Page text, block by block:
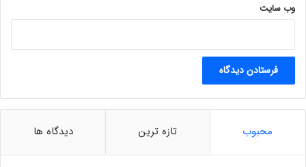
وب‌ سایت
محبوب تازه ترین دیدگاه ها